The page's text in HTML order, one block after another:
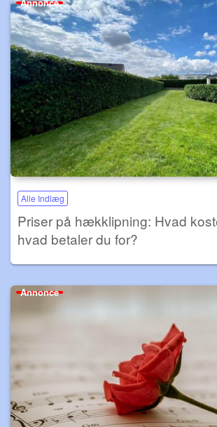
Alle Indlæg
Priser på hækklipning: Hvad
hvad betaler du for?
Annonce